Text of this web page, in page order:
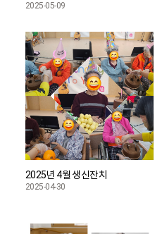
2025-05-09
2025년 4월 생신잔치
2025-04-30